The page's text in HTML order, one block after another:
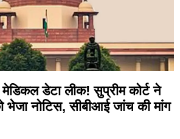
डेटा लीक! सुप्रीम कोर्ट ने
भेजा नोटिस, सीबीआई जांच की मांग